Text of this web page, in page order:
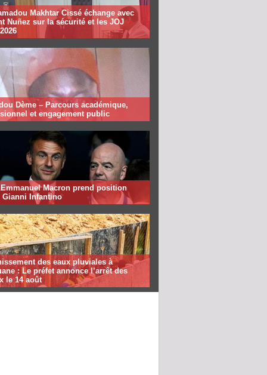
Makhtar Cissé échange avec
Nuñez sur la sécurité et les JOJ
Dème – Parcours académique,
et engagement public
Emmanuel Macron prend position
Gianni Infantino
des eaux pluviales à
: Le préfet annonce l’arrêt des
le 14 août